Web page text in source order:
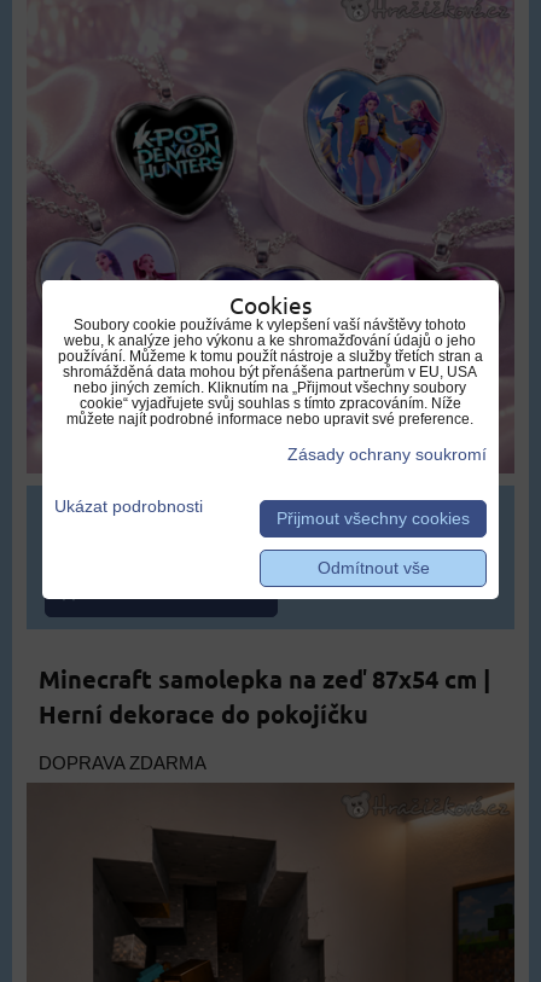
299 Kč
ZVOLTE VARIANTU
Minecraft samolepka na zeď 87x54 cm |
Herní dekorace do pokojíčku
DOPRAVA ZDARMA
Cookies
Soubory cookie používáme k vylepšení vaší návštěvy tohoto
webu, k analýze jeho výkonu a ke shromažďování údajů o jeho
používání. Můžeme k tomu použít nástroje a služby třetích stran a
shromážděná data mohou být přenášena partnerům v EU, USA
nebo jiných zemích. Kliknutím na „Přijmout všechny soubory
cookie“ vyjadřujete svůj souhlas s tímto zpracováním. Níže
můžete najít podrobné informace nebo upravit své preference.
Zásady ochrany soukromí
Ukázat podrobnosti
Přijmout všechny cookies
Odmítnout vše